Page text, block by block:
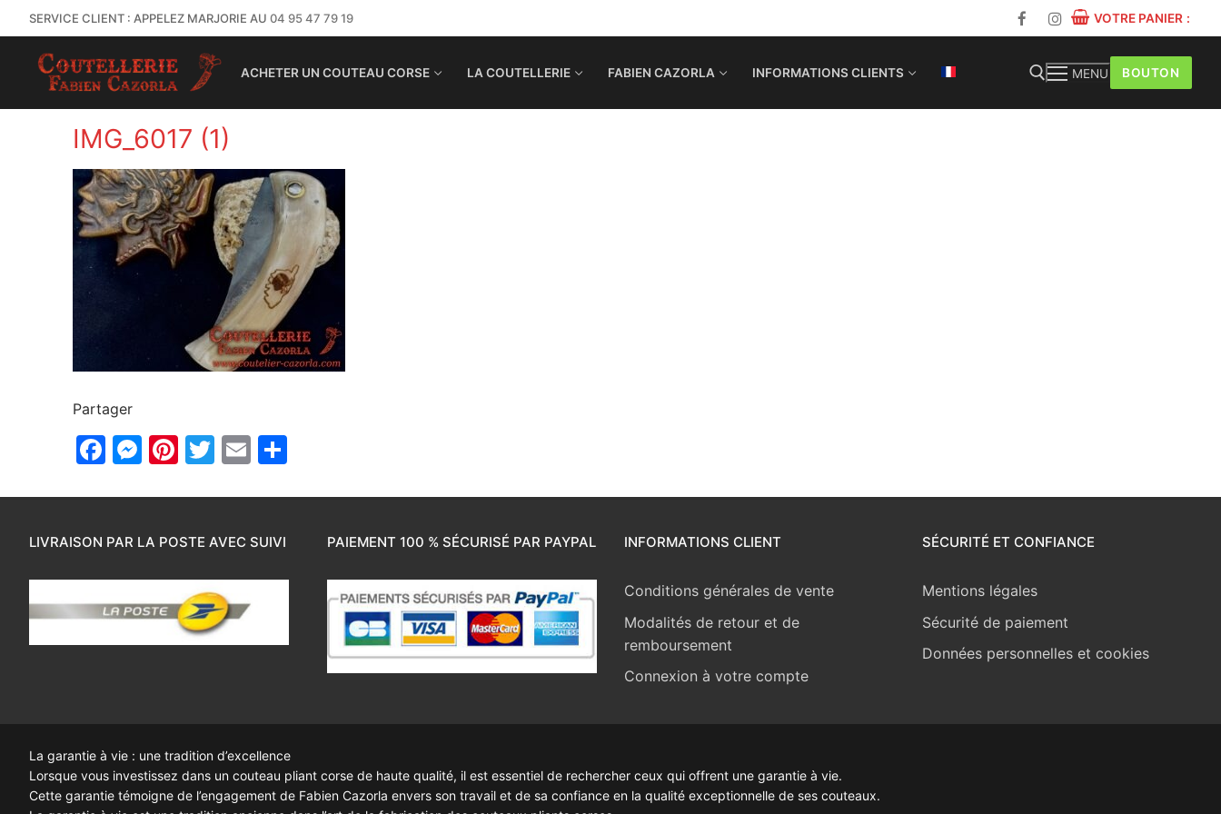
SERVICE CLIENT : APPELEZ MARJORIE AU 04 95 47 79 19 VOTRE PANIER :
ACHETER UN COUTEAU CORSE LA COUTELLERIE FABIEN CAZORLA INFORMATIONS CLIENTS MENU BOUTON
IMG_6017 (1)
Partager
Facebook
Messenger
Pinterest
Twitter
Email
LIVRAISON PAR LA POSTE AVEC SUIVI PAIEMENT 100 % SÉCURISÉ PAR PAYPAL INFORMATIONS CLIENT
Conditions générales de vente
Modalités de retour et de
remboursement
Connexion à votre compte
SÉCURITÉ ET CONFIANCE
Mentions légales
Sécurité de paiement
Données personnelles et cookies
La garantie à vie : une tradition d’excellence
Lorsque vous investissez dans un couteau pliant corse de haute qualité, il est essentiel de rechercher ceux qui offrent une garantie à vie.
Cette garantie témoigne de l’engagement de Fabien Cazorla envers son travail et de sa confiance en la qualité exceptionnelle de ses couteaux.